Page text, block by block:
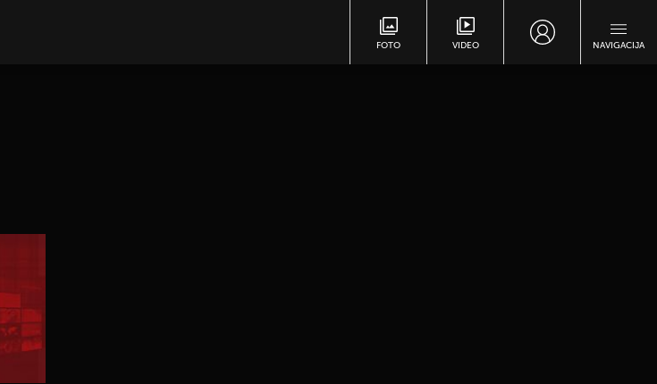
FOTO VIDEO NAVIGACIJA